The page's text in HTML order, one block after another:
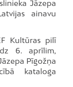
Jāzepa
ainavu
Kultūras pilī
6. aprīlim,
Pīgožņa
kataloga